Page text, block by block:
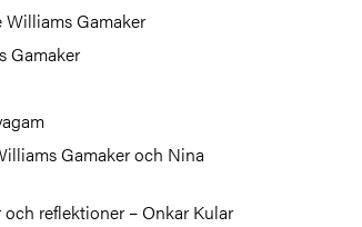
Gamaker
Gamaker
Gamaker och Nina
reflektioner – Onkar Kular